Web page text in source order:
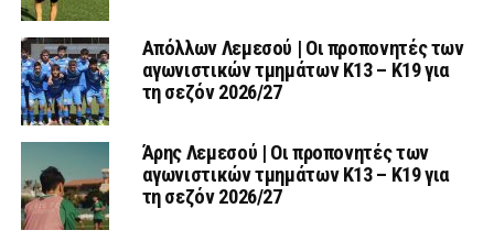
Απόλλων Λεμεσού | Οι προπονητές των
αγωνιστικών τμημάτων Κ13 – Κ19 για
τη σεζόν 2026/27
Άρης Λεμεσού | Οι προπονητές των
αγωνιστικών τμημάτων Κ13 – Κ19 για
τη σεζόν 2026/27